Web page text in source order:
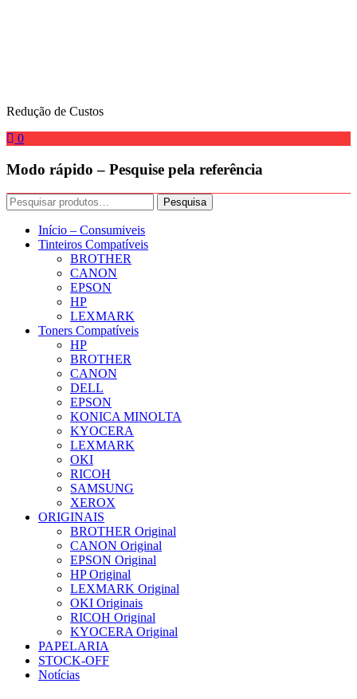
Redução de Custos
0
Modo rápido – Pesquise pela referência
Pesquisar
por:
Pesquisa
Início – Consumiveis
Tinteiros Compatíveis
BROTHER
CANON
EPSON
HP
LEXMARK
Toners Compatíveis
HP
BROTHER
CANON
DELL
EPSON
KONICA MINOLTA
KYOCERA
LEXMARK
OKI
RICOH
SAMSUNG
XEROX
ORIGINAIS
BROTHER Original
CANON Original
EPSON Original
HP Original
LEXMARK Original
OKI Originais
RICOH Original
KYOCERA Original
PAPELARIA
STOCK-OFF
Notícias